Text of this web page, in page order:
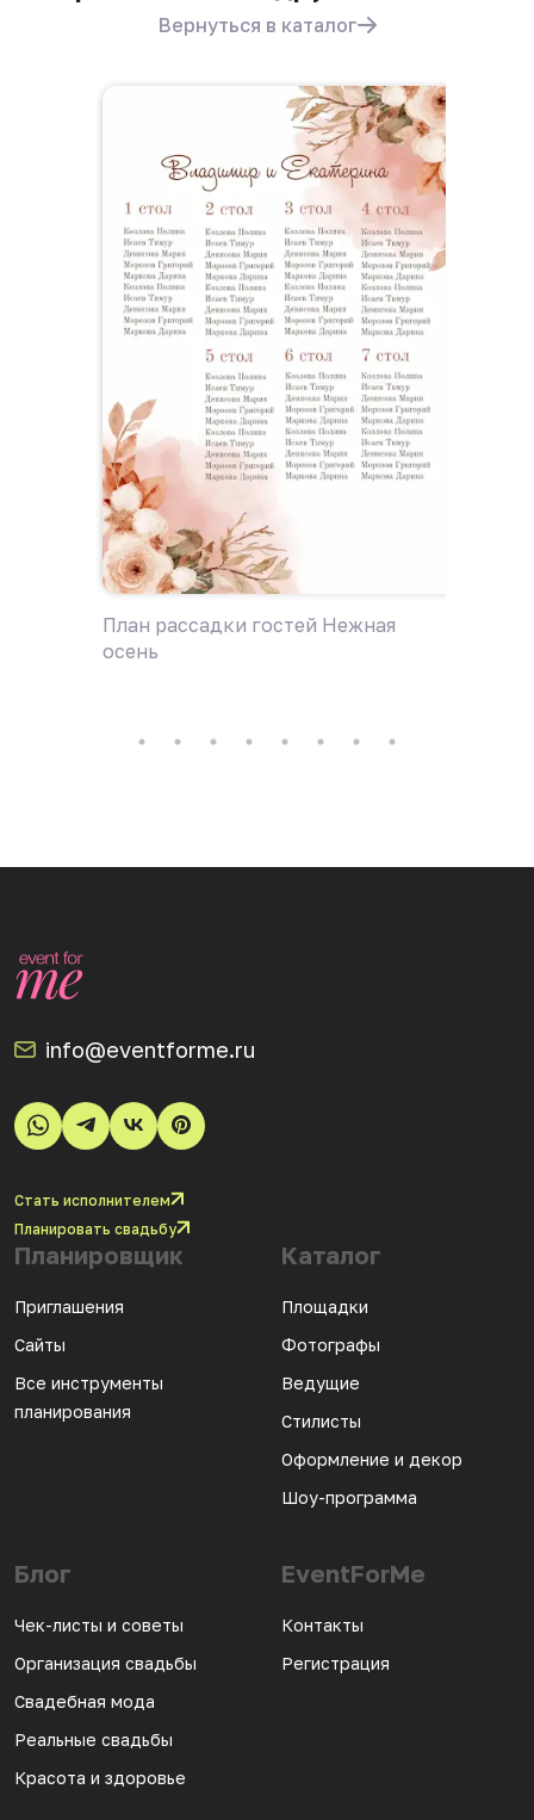
Вернуться в каталог
План рассадки гостей Нежная
осень
info@eventforme.ru
Стать исполнителем
Планировать свадьбу
Планировщик
Приглашения
Сайты
Все инструменты
планирования
Каталог
Площадки
Фотографы
Ведущие
Стилисты
Оформление и декор
Шоу-программа
Блог
Чек-листы и советы
Организация свадьбы
Свадебная мода
Реальные свадьбы
Красота и здоровье
EventForMe
Контакты
Регистрация